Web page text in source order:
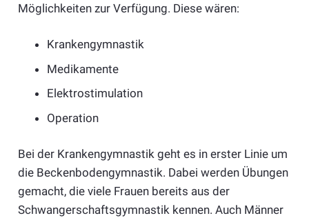
Möglichkeiten zur Verfügung. Diese wären:
Krankengymnastik
Medikamente
Elektrostimulation
Operation
Bei der Krankengymnastik geht es in erster Linie um
die Beckenbodengymnastik. Dabei werden Übungen
gemacht, die viele Frauen bereits aus der
Schwangerschaftsgymnastik kennen. Auch Männer